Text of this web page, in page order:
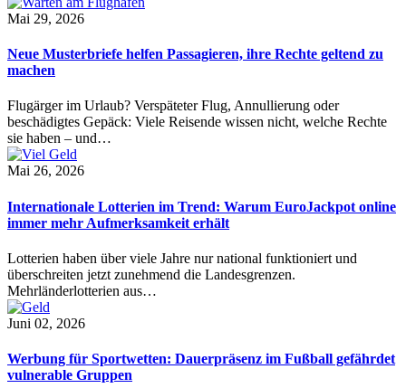
Mai 29, 2026
Neue Musterbriefe helfen Passagieren, ihre Rechte geltend zu
machen
Flugärger im Urlaub? Verspäteter Flug, Annullierung oder
beschädigtes Gepäck: Viele Reisende wissen nicht, welche Rechte
sie haben – und…
Mai 26, 2026
Internationale Lotterien im Trend: Warum EuroJackpot online
immer mehr Aufmerksamkeit erhält
Lotterien haben über viele Jahre nur national funktioniert und
überschreiten jetzt zunehmend die Landesgrenzen.
Mehrländerlotterien aus…
Juni 02, 2026
Werbung für Sportwetten: Dauerpräsenz im Fußball gefährdet
vulnerable Gruppen